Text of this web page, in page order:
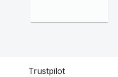
Trustpilot